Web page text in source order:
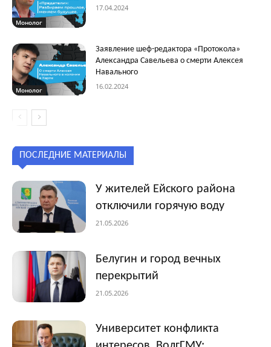
Монолог
17.04.2024
Монолог
Заявление шеф-редактора «Протокола»
Александра Савельева о смерти Алексея
Навального
16.02.2024
ПОСЛЕДНИЕ МАТЕРИАЛЫ
У жителей Ейского района
отключили горячую воду
21.05.2026
Белугин и город вечных
перекрытий
21.05.2026
Университет конфликта